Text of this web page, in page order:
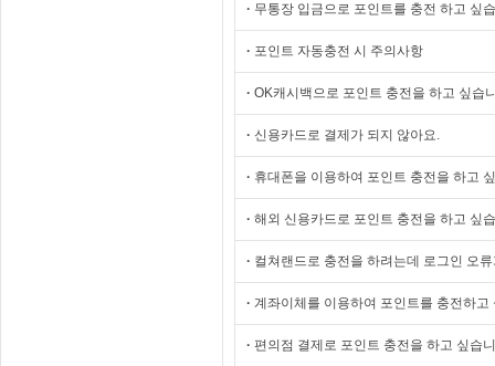
· 무통장 입금으로 포인트를 충전 하고 싶
· 포인트 자동충전 시 주의사항
· OK캐시백으로 포인트 충전을 하고 싶습
· 신용카드로 결제가 되지 않아요.
· 휴대폰을 이용하여 포인트 충전을 하고
· 해외 신용카드로 포인트 충전을 하고 싶
· 컬쳐랜드로 충전을 하려는데 로그인 오
· 계좌이체를 이용하여 포인트를 충전하고
· 편의점 결제로 포인트 충전을 하고 싶습